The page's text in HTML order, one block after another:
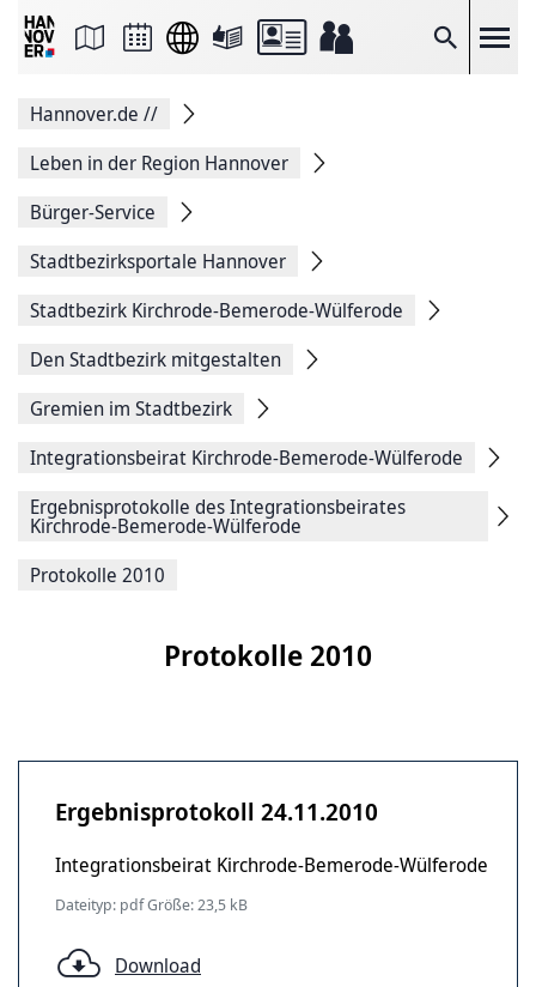
Suche
Seite
Facebook
teilen
Seitenlink
Seite
Hannover.de //
Leben in der Region Hannover
Bürger-Service
Stadtbezirksportale Hannover
Stadtbezirk Kirchrode-Bemerode-Wülferode
Den Stadtbezirk mitgestalten
Gremien im Stadtbezirk
Integrationsbeirat Kirchrode-Bemerode-Wülferode
Ergebnisprotokolle des Integrationsbeirates
Kirchrode-Bemerode-Wülferode
Protokolle 2010
Protokolle 2010
Ergebnisprotokoll 24.11.2010
Integrationsbeirat Kirchrode-Bemerode-Wülferode
Dateityp: pdf Größe: 23,5 kB
Download